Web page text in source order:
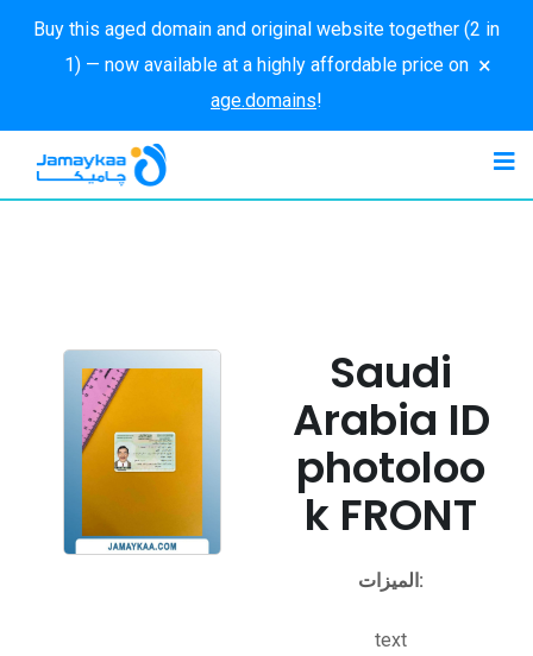
Buy this aged domain and original website together (2 in
1) — now available at a highly affordable price on
age.domains!
×
Saudi
Arabia ID
photoloo
k FRONT
الميزات:
text